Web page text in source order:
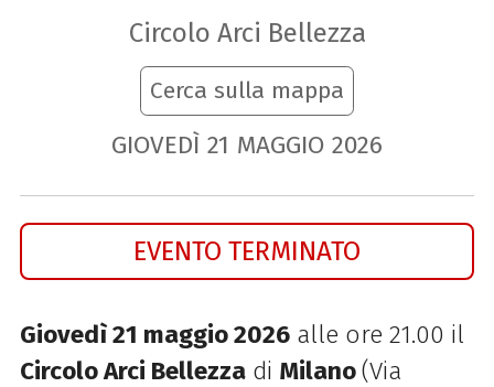
Circolo Arci Bellezza
Cerca sulla mappa
GIOVEDÌ 21 MAGGIO 2026
EVENTO TERMINATO
Giovedì 21 maggio 2026alle ore 21.00 il
Circolo Arci Bellezzadi Milano(Via